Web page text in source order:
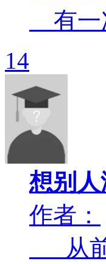
有一
14
想别
作者：
从前